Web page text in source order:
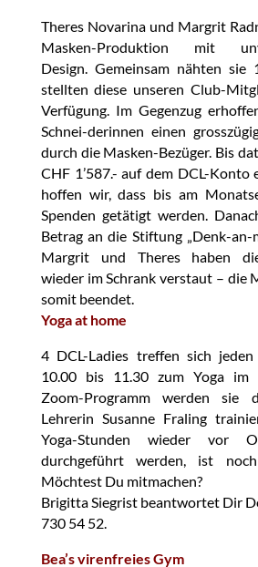
Theres Novarina und Margrit
Masken-Produktion mit
Design. Gemeinsam nähten sie
stellten diese unseren Club-
Verfügung. Im Gegenzug
Schnei-derinnen einen
durch die Masken-Bezüger. Bis
CHF 1’587.- auf dem DCL-Konto
hoffen wir, dass bis am
Spenden getätigt werden.
Betrag an die Stiftung „Denk-an-
Margrit und Theres haben
wieder im Schrank verstaut – die
somit beendet.
Yoga at home
4 DCL-Ladies treffen sich
10.00 bis 11.30 zum Yoga im
Zoom-Programm werden sie
Lehrerin Susanne Fraling
Yoga-Stunden wieder vor
durchgeführt werden, ist
Möchtest Du mitmachen?
Brigitta Siegrist beantwortet Dir
730 54 52.
Bea’s virenfreies Gym